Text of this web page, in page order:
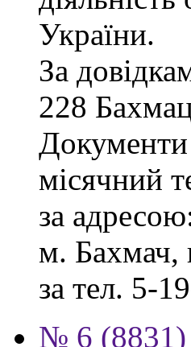
України.
За
228
Документи
місячний
за
м. Бахмач,
за тел. 5-
№ 6 (8831)